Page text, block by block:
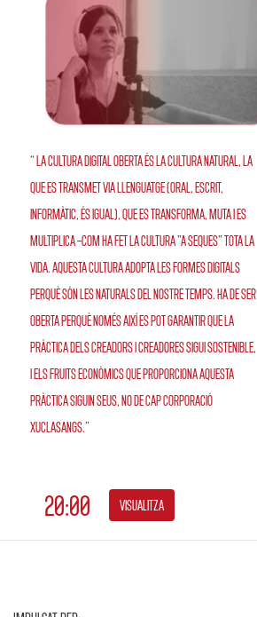
“ La cultura digital oberta és la cultura natural, la
que es transmet via llenguatge (oral, escrit,
informàtic, és igual), que es transforma, muta i es
multiplica –com ha fet la cultura "a seques" tota la
vida. Aquesta cultura adopta les formes digitals
perquè són les naturals del nostre temps. Ha de ser
oberta perquè només així es pot garantir que la
pràctica dels creadors i creadores sigui sostenible,
i els fruits econòmics que proporciona aquesta
pràctica siguin seus, no de cap corporació
xuclasangs.”
20:00 visualitza